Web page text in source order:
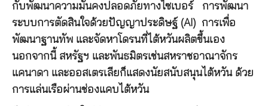
กับพัฒนาความมั่นคงปลอดภัยทางไซเบอร์ การพัฒนา
ระบบการตัดสินใจด้วยปัญญาประดิษฐ์ (AI) การเพื่อ
พัฒนาฐานทัพ และจัดหาโดรนที่ไต้หวันผลิตขึ้นเอง
นอกจากนี้ สหรัฐฯ และพันธมิตรเช่นสหราชอาณาจักร
แคนาดา และออสเตรเลียก็แสดงนัยสนับสนุนไต้หวัน ด้วย
การแล่นเรือผ่านช่องแคบไต้หวัน